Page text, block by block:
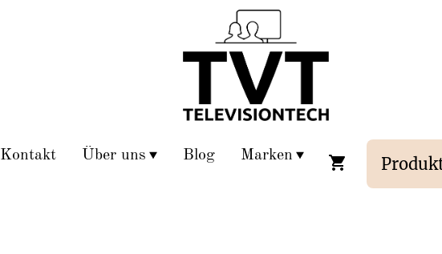
Kontakt Über uns Blog Marken